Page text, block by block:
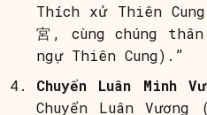
Thích xử Thiên Cung
宮, cùng chúng
ngự Thiên Cung).”
Chuyển Luân Minh
Chuyển Luân